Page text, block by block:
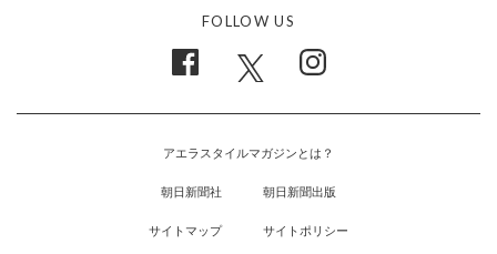
FOLLOW US
アエラスタイルマガジンとは？
朝日新聞社 朝日新聞出版
サイトマップ サイトポリシー